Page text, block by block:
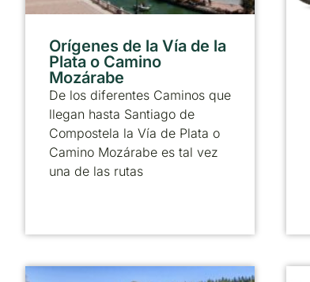
Orígenes de la Vía de la
Plata o Camino
Mozárabe
De los diferentes Caminos que
llegan hasta Santiago de
Compostela la Vía de Plata o
Camino Mozárabe es tal vez
una de las rutas